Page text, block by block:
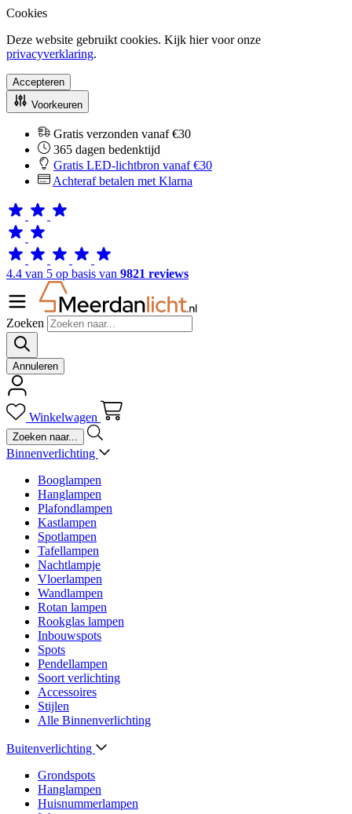
Cookies
Deze website gebruikt cookies. Kijk hier voor onze
privacyverklaring.
Accepteren
Voorkeuren
Gratis verzonden vanaf €30
365 dagen bedenktijd
Gratis LED-lichtbron vanaf €30
Achteraf betalen met Klarna
4.4 van 5 op basis van 9821 reviews
Zoeken
Annuleren
Winkelwagen
Binnenverlichting
Booglampen
Hanglampen
Plafondlampen
Kastlampen
Spotlampen
Tafellampen
Nachtlampje
Vloerlampen
Wandlampen
Rotan lampen
Rookglas lampen
Inbouwspots
Spots
Pendellampen
Soort verlichting
Accessoires
Stijlen
Alle Binnenverlichting
Buitenverlichting
Grondspots
Hanglampen
Huisnummerlampen